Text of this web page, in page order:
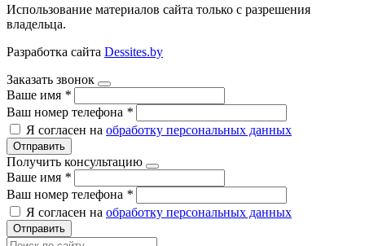
Использование материалов сайта только с разрешения
владельца.
Разработка сайта Dessites.by
Заказать звонок
Ваше имя *
Ваш номер телефона *
Я согласен на обработку персональных данных
Отправить
Получить консультацию
Ваше имя *
Ваш номер телефона *
Я согласен на обработку персональных данных
Отправить